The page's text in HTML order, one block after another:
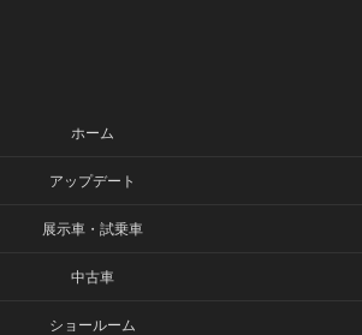
ホーム
アップデート
展示車・試乗車
中古車
ショールーム